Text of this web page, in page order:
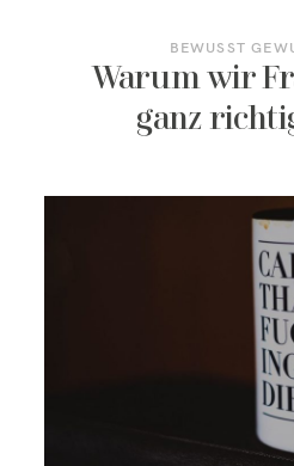
BEWUSST
Warum wir
ganz